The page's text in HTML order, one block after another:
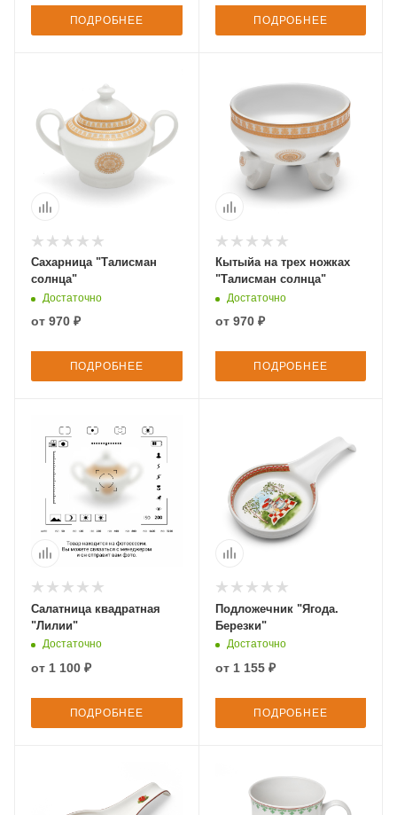
ПОДРОБНЕЕ ПОДРОБНЕЕ
Сахарница "Талисман
солнца"
Достаточно
от 970 ₽
ПОДРОБНЕЕ
Кытыйа на трех ножках
"Талисман солнца"
Достаточно
от 970 ₽
ПОДРОБНЕЕ
Салатница квадратная
"Лилии"
Достаточно
от 1 100 ₽
ПОДРОБНЕЕ
Подложечник "Ягода.
Березки"
Достаточно
от 1 155 ₽
ПОДРОБНЕЕ